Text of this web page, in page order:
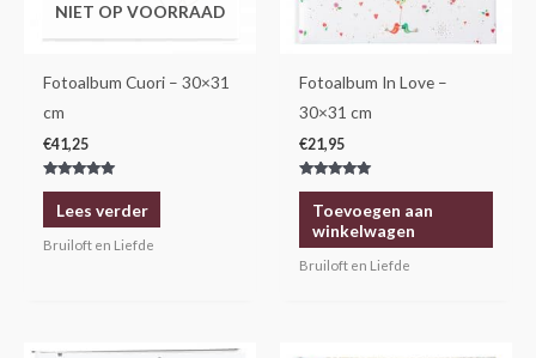
NIET OP VOORRAAD
Fotoalbum Cuori – 30×31
cm
€41,25
Gewaardeerd
5.00
uit 5Lees verder
Bruiloft en Liefde
Fotoalbum In Love –
30×31 cm
€21,95
Gewaardeerd
5.00
uit 5Toevoegen aan
winkelwagen
Bruiloft en Liefde